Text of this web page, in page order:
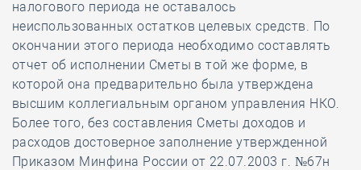
налогового периода не оставалось
неиспользованных остатков целевых средств. По
окончании этого периода необходимо составлять
отчет об исполнении Сметы в той же форме, в
которой она предварительно была утверждена
высшим коллегиальным органом управления НКО.
Более того, без составления Сметы доходов и
расходов достоверное заполнение утвержденной
Приказом Минфина России от 22.07.2003 г. №67н